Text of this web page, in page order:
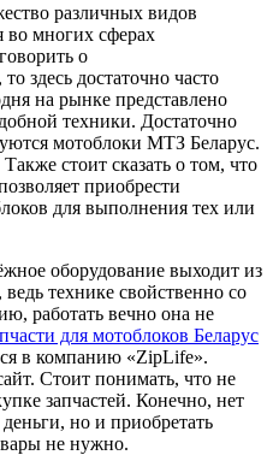
различных видов
во многих сферах
о
здесь достаточно часто
на рынке представлено
техники. Достаточно
мотоблоки МТЗ Беларус.
стоит сказать о том, что
приобрести
для выполнения тех или
оборудование выходит из
технике свойственно со
работать вечно она не
для мотоблоков Беларус
в компанию «ZipLife».
Стоит понимать, что не
запчастей. Конечно, нет
но и приобретать
не нужно.